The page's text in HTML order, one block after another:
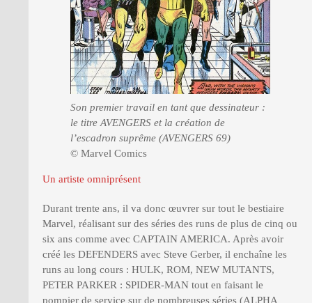
Son premier travail en tant que dessinateur :
le titre AVENGERS et la création de
l’escadron suprême (AVENGERS 69)
© Marvel Comics
Un artiste omniprésent
Durant trente ans, il va donc œuvrer sur tout le bestiaire
Marvel, réalisant sur des séries des runs de plus de cinq ou
six ans comme avec CAPTAIN AMERICA. Après avoir
créé les DEFENDERS avec Steve Gerber, il enchaîne les
runs au long cours : HULK, ROM, NEW MUTANTS,
PETER PARKER : SPIDER-MAN tout en faisant le
pompier de service sur de nombreuses séries (ALPHA